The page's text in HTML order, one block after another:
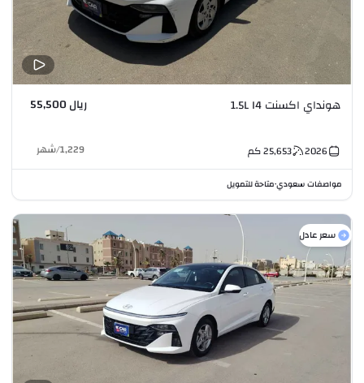
هونداي اكسنت 1.5L I4 ريال 55,500
2026
25,653كم 1,229
/شهر
مواصفات سعودي•متاحة للتمويل
سعر عادل